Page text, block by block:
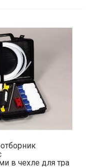
в чехле для тра